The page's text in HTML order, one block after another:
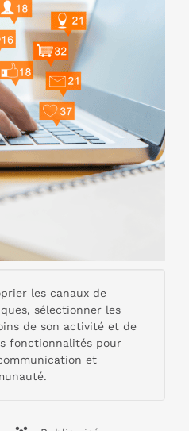
les canaux de
sélectionner les
de son activité et de
fonctionnalités pour
et